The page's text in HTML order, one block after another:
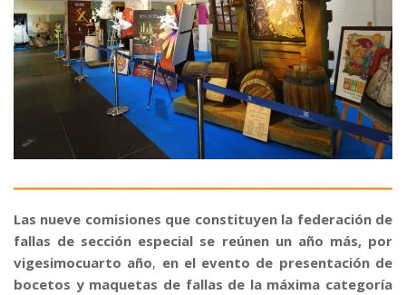
Las nueve comisiones que constituyen la federación de
fallas de sección especial se reúnen un año más, por
vigesimocuarto año, en el evento de presentación de
bocetos y maquetas de fallas de la máxima categoría